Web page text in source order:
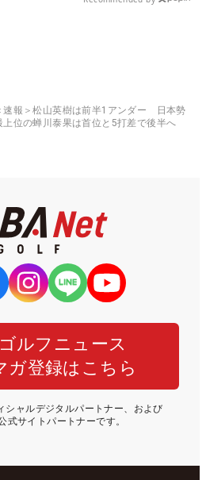
速報＞松山英樹は前半1アンダー 日本勢
上位の蝉川泰果は首位と5打差で後半へ
ルフニュース
ガ登録はこちら
シャルデジタルパートナー、および
式サイトパートナーです。